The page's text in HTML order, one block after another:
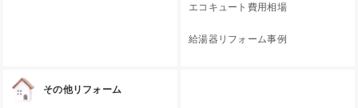
エコキュート費用相場
給湯器リフォーム事例
その他リフォーム